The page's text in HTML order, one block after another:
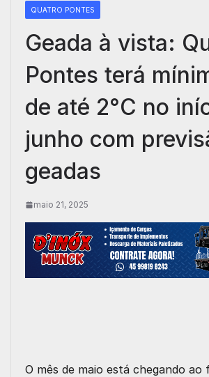
QUATRO PONTES
Geada à vista:
Pontes terá
de até 2°C no
junho com
geadas
maio 21, 2025
O mês de maio está chegando ao